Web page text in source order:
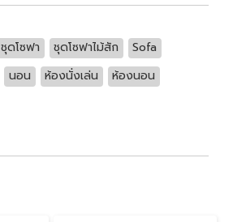
ชุดโซฟา ชุดโซฟาไม้สัก
Sofa
นอน ห้องนั่งเล่น
ห้องนอน